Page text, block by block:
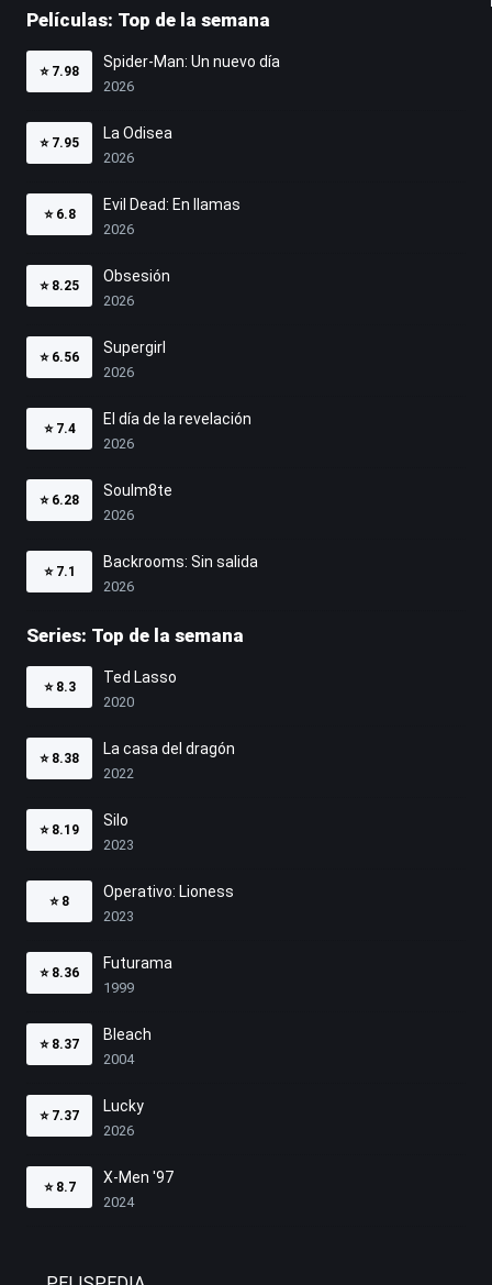
Películas: Top de la semana
⭐ 7.98
Spider-Man: Un nuevo día
2026
⭐ 7.95
La Odisea
2026
⭐ 6.8
Evil Dead: En llamas
2026
⭐ 8.25
Obsesión
2026
⭐ 6.56
Supergirl
2026
⭐ 7.4
El día de la revelación
2026
⭐ 6.28
Soulm8te
2026
⭐ 7.1
Backrooms: Sin salida
2026
Series: Top de la semana
⭐ 8.3
Ted Lasso
2020
⭐ 8.38
La casa del dragón
2022
⭐ 8.19
Silo
2023
⭐ 8
Operativo: Lioness
2023
⭐ 8.36
Futurama
1999
⭐ 8.37
Bleach
2004
⭐ 7.37
Lucky
2026
⭐ 8.7
X-Men '97
2024